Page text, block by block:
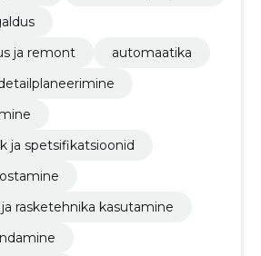
ja remont
automaatika
ja spetsifikatsioonid
rasketehnika kasutamine